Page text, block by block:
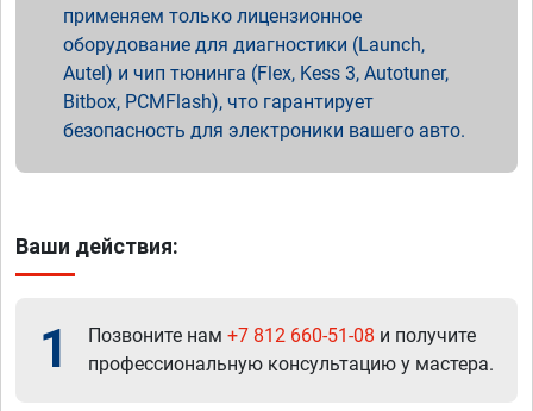
применяем только лицензионное
оборудование для диагностики (Launch,
Autel) и чип тюнинга (Flex, Kess 3, Autotuner,
Bitbox, PCMFlash), что гарантирует
безопасность для электроники вашего авто.
Ваши действия:
1 Позвоните нам +7 812 660-51-08 и получите
профессиональную консультацию у мастера.